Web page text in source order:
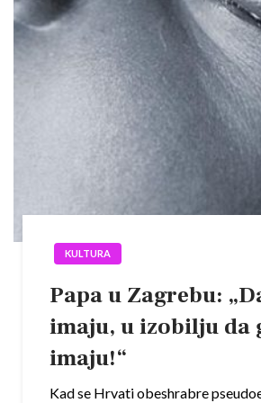
KULTURA
Papa u Zagrebu:
imaju, u izobilju da
imaju!“
Kad se Hrvati obeshrabre